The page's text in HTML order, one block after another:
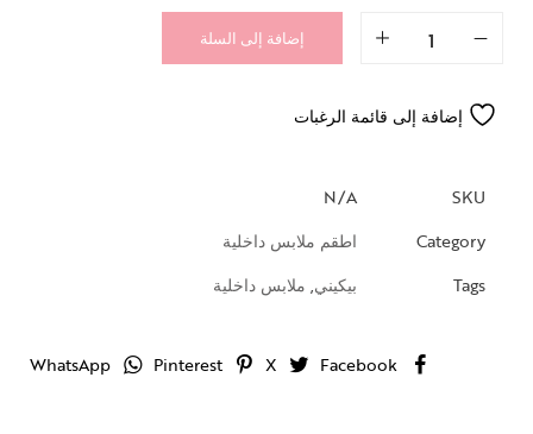
إضافة إلى السلة
إضافة إلى قائمة الرغبات
SKU
N/A
Category
اطقم ملابس داخلية
Tags
بيكيني, ملابس داخلية
Facebook
X
Pinterest
WhatsApp